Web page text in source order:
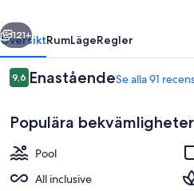
Nästa
121+
ÖversiktRumLägeRegler
Recensioner
9,69,6 av 10,
EnaståendeSe alla 91
Populära bekvämligheter
Pool
All inclusive